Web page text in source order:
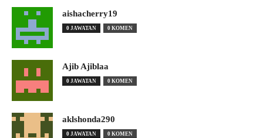
aishacherry19
0 JAWATAN 0 KOMEN
Ajib Ajiblaa
0 JAWATAN 0 KOMEN
aklshonda290
0 JAWATAN 0 KOMEN